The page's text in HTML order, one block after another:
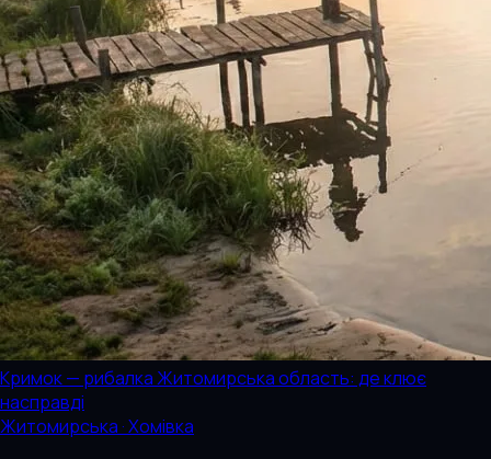
Кримок — рибалка Житомирська область: де клює
насправді
Житомирська · Хомівка